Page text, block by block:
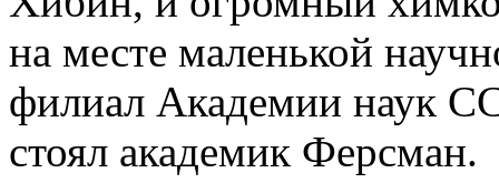
на месте маленькой
филиал Академии наук
стоял академик Ферсман.